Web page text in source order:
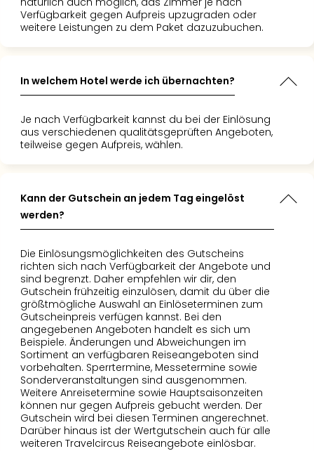
Verfügbarkeit gegen Aufpreis upzugraden oder
weitere Leistungen zu dem Paket dazuzubuchen.
In welchem Hotel werde ich übernachten?
Je nach Verfügbarkeit kannst du bei der Einlösung
aus verschiedenen qualitätsgeprüften Angeboten,
teilweise gegen Aufpreis, wählen.
Kann der Gutschein an jedem Tag eingelöst
werden?
Die Einlösungsmöglichkeiten des Gutscheins
richten sich nach Verfügbarkeit der Angebote und
sind begrenzt. Daher empfehlen wir dir, den
Gutschein frühzeitig einzulösen, damit du über die
größtmögliche Auswahl an Einlöseterminen zum
Gutscheinpreis verfügen kannst. Bei den
angegebenen Angeboten handelt es sich um
Beispiele. Änderungen und Abweichungen im
Sortiment an verfügbaren Reiseangeboten sind
vorbehalten. Sperrtermine, Messetermine sowie
Sonderveranstaltungen sind ausgenommen.
Weitere Anreisetermine sowie Hauptsaisonzeiten
können nur gegen Aufpreis gebucht werden. Der
Gutschein wird bei diesen Terminen angerechnet.
Darüber hinaus ist der Wertgutschein auch für alle
weiteren Travelcircus Reiseangebote einlösbar.